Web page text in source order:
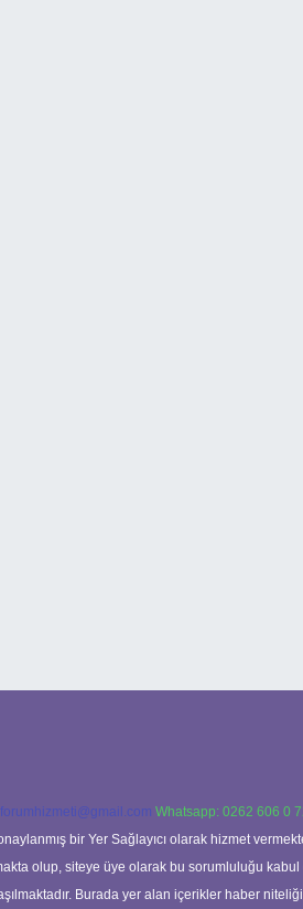
forumhizmeti@gmail.com Whatsapp: 0262 606 0
bir Yer Sağlayıcı olarak hizmet
olup, siteye üye olarak bu sorumluluğu
Burada yer alan içerikler haber